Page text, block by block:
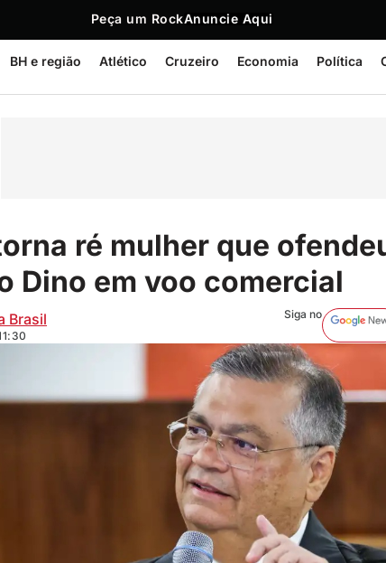
Peça um RockAnuncie Aqui
BH e região Atlético Cruzeiro Economia Política
ré mulher que
Dino em voo comercial
Brasil Siga no